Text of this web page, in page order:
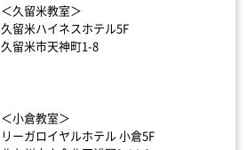
＜久留米教室＞
久留米ハイネスホテル5F
久留米市天神町1-8
＜小倉教室＞
リーガロイヤルホテル 小倉5F